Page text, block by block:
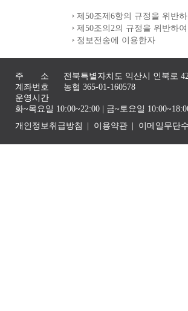
제50조제6항의 규정을 위반
제50조의2의 규정을 위반하
정보전송에 이용한자
주 소
전북특별자치도 익산시 인북로
계좌번호
농협 365-01-160578
운영시간
화~목요일 10:00~22:00 | 금~토요일
개인정보취급방침
이용약관 이메일무단